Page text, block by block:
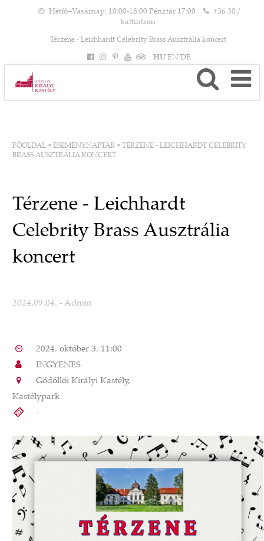
Hétfő–Vasárnap: 10:00-18:00 Pénztár 17:00
+36 30 /
kattintson
Térzene - Leichhardt Celebrity Brass Ausztrália koncert
HU EN DE
FŐOLDAL > ESEMÉNYNAPTÁR > TÉRZENE - LEICHHARDT CELEBRITY
BRASS AUSZTRÁLIA KONCERT
Térzene - Leichhardt
Celebrity Brass Ausztrália
koncert
2024.09.04. - Admin
2024. október 3. 11:00
INGYENES
Gödöllői Királyi Kastély,
Kastélypark
-